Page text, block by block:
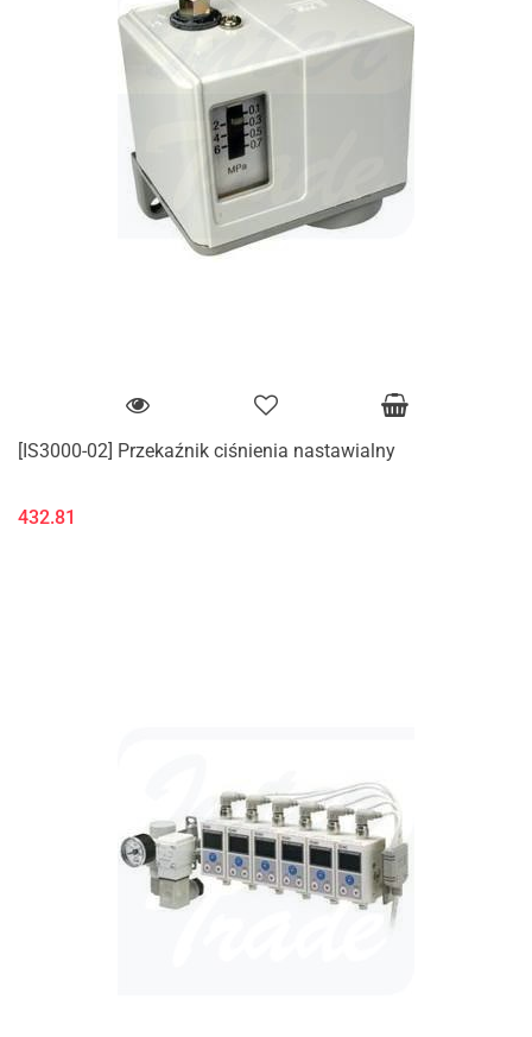
[IS3000-02] Przekaźnik ciśnienia nastawialny
432.81